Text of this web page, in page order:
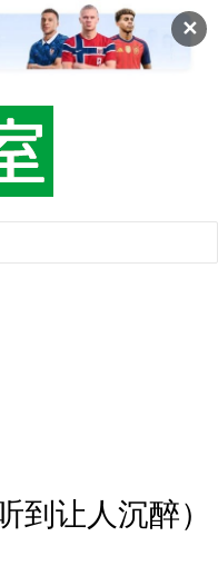
✕
到让人沉醉）